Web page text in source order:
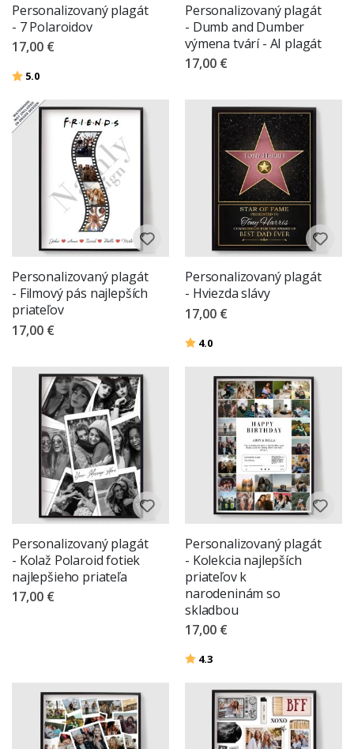
Personalizovaný plagát
- 7 Polaroidov
17,00 €
Hodnotenie:
5.0
Personalizovaný plagát
- Dumb and Dumber
výmena tvárí - AI plagát
17,00 €
Personalizovaný plagát
- Filmový pás najlepších
priateľov
17,00 €
Personalizovaný plagát
- Hviezda slávy
17,00 €
Hodnotenie:
4.0
Personalizovaný plagát
- Kolaž Polaroid fotiek
najlepšieho priateľa
17,00 €
Personalizovaný plagát
- Kolekcia najlepších
priateľov k
narodeninám so
skladbou
17,00 €
Hodnotenie:
4.3